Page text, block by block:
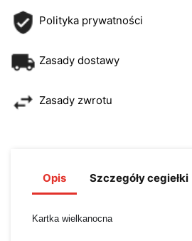
Polityka prywatności
Zasady dostawy
Zasady zwrotu
Opis Szczegóły cegiełki
Kartka wielkanocna